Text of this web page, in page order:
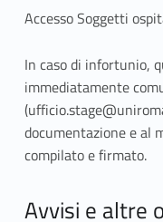
e
n
t
o
(
e
Accesso Soggetti
In caso di infortunio,
immediatamente
documentazione e al
compilato e firmato.
Avvisi e altre